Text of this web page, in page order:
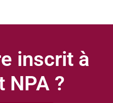
inscrit à
NPA ?